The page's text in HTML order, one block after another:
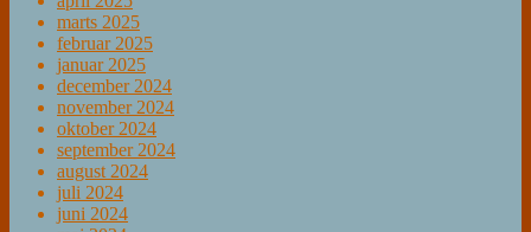
marts 2025
februar 2025
januar 2025
december 2024
november 2024
oktober 2024
september 2024
august 2024
juli 2024
juni 2024